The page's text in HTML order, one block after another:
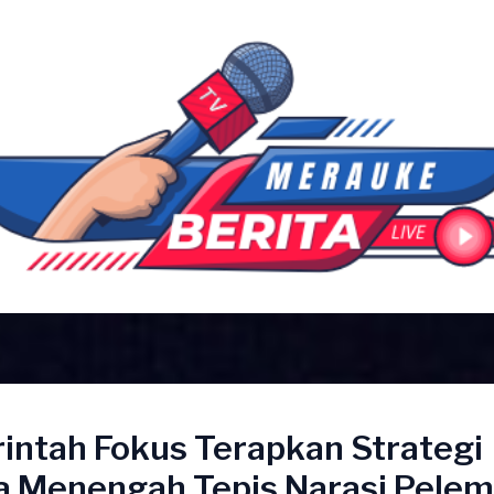
Fokus Terapkan Strategi